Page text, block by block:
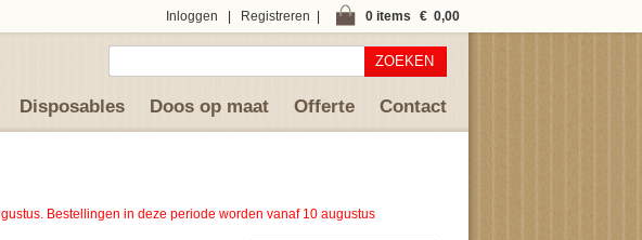
0 items € 0,00
Inloggen Registreren
ZOEKEN
Disposables Doos op maat Offerte Contact
Bestellingen in deze periode worden vanaf 10 augustus